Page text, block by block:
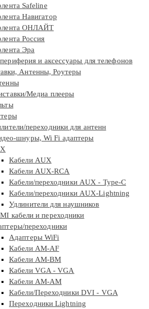
Safeline
Навигатор
ОНЛАЙТ
Россия
Эра
и аксессуары для телефонов
Антенны, Роутеры
Медиа плееры
переходники для антенн
шнуры, Wi Fi адаптеры
Кабели AUX
Кабели AUX-RCA
Кабели/переходники AUX - Type-C
Кабели/переходники AUX-Lightning
Удлинители для наушников
кабели и переходники
переходники
Адаптеры WiFi
Кабели AM-AF
Кабели AM-BM
Кабели VGA - VGA
Кабели АМ-АМ
Кабели/Переходники DVI - VGA
Переходники Lightning